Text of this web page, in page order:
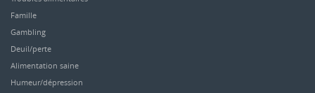
Famille
Gambling
Deuil/perte
Alimentation saine
Humeur/dépression